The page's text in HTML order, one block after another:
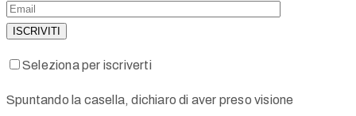
Seleziona per iscriverti
Spuntando la casella, dichiaro di aver preso visione